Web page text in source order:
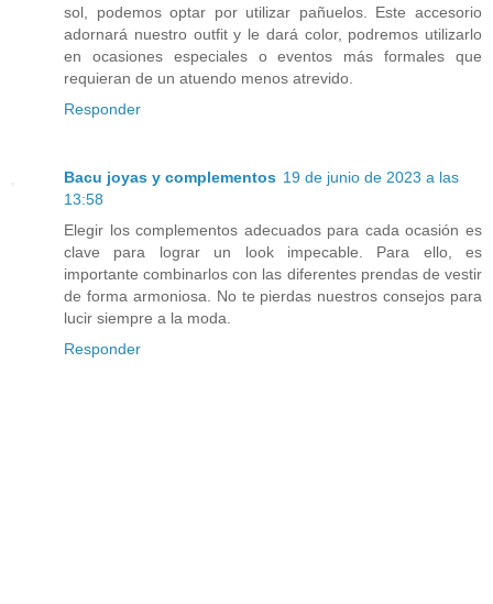
sol, podemos optar por utilizar pañuelos. Este accesorio
adornará nuestro outfit y le dará color, podremos utilizarlo
en ocasiones especiales o eventos más formales que
requieran de un atuendo menos atrevido.
Responder
Bacu joyas y complementos 19 de junio de 2023 a las
13:58
Elegir los complementos adecuados para cada ocasión es
clave para lograr un look impecable. Para ello, es
importante combinarlos con las diferentes prendas de vestir
de forma armoniosa. No te pierdas nuestros consejos para
lucir siempre a la moda.
Responder